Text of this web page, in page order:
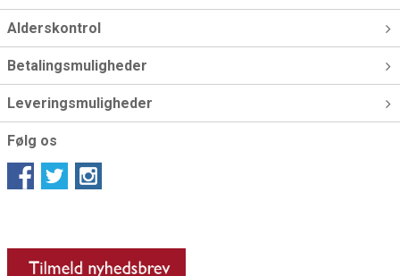
Alderskontrol
Betalingsmuligheder
Leveringsmuligheder
Følg os